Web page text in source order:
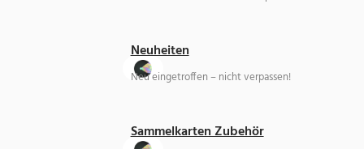
Neuheiten
Neu eingetroffen – nicht verpassen!
Sammelkarten Zubehör